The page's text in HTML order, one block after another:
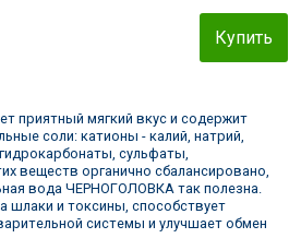
приятный мягкий вкус и содержит
соли: катионы - калий, натрий,
сульфаты,
веществ органично сбалансировано,
вода ЧЕРНОГОЛОВКА так полезна.
шлаки и токсины, способствует
системы и улучшает обмен
Купить